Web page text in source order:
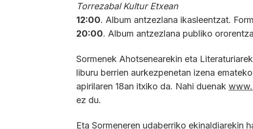
Torrezabal Kultur Etxean
12:00. Album antzezlana ikasleentzat.
20:00. Album antzezlana publiko
Sormenek Ahotsenearekin eta
liburu berrien aurkezpenetan izena
apirilaren 18an itxiko da. Nahi duenak
ez du.
Eta Sormeneren udaberriko ekinaldiarekin